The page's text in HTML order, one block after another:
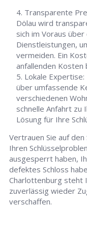
Transparente
Dölau wird
sich im Voraus
Dienstleistungen,
vermeiden. Ein
anfallenden
Lokale
über umfassende
verschiedenen
schnelle Anfahrt zu
Lösung für Ihre
Vertrauen Sie auf
Ihren
ausgesperrt haben,
defektes Schloss
Charlottenburg steht
zuverlässig wieder
verschaffen.